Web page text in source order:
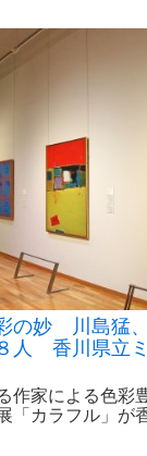
の妙 川島
人 香川県立
作家による色彩
「カラフル」が